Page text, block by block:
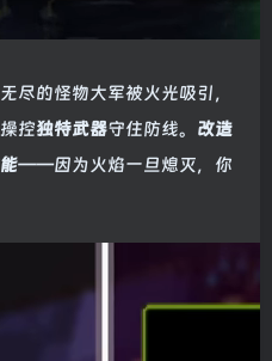
尽的怪物大军被火光吸引，
控独特武器守住防线。 改造
——因为火焰一旦熄灭，你